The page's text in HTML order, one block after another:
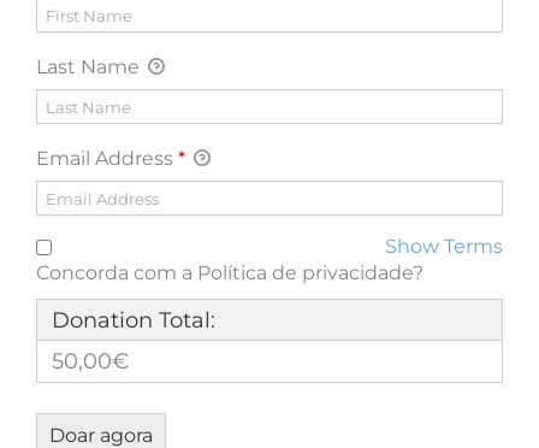
Last Name
Email Address *
Show Terms
Concorda com a Política de privacidade?
Donation Total:
50,00€